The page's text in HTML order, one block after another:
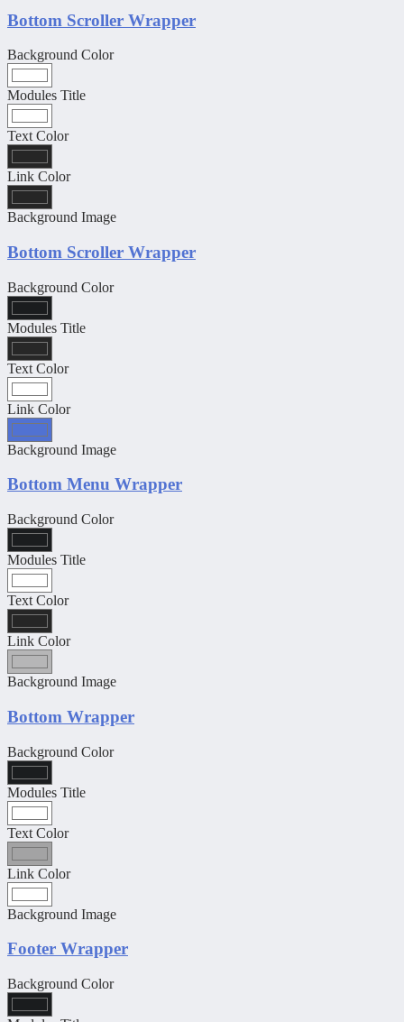
Bottom Scroller Wrapper
Background Color
Modules Title
Text Color
Link Color
Background Image
Bottom Scroller Wrapper
Background Color
Modules Title
Text Color
Link Color
Background Image
Bottom Menu Wrapper
Background Color
Modules Title
Text Color
Link Color
Background Image
Bottom Wrapper
Background Color
Modules Title
Text Color
Link Color
Background Image
Footer Wrapper
Background Color